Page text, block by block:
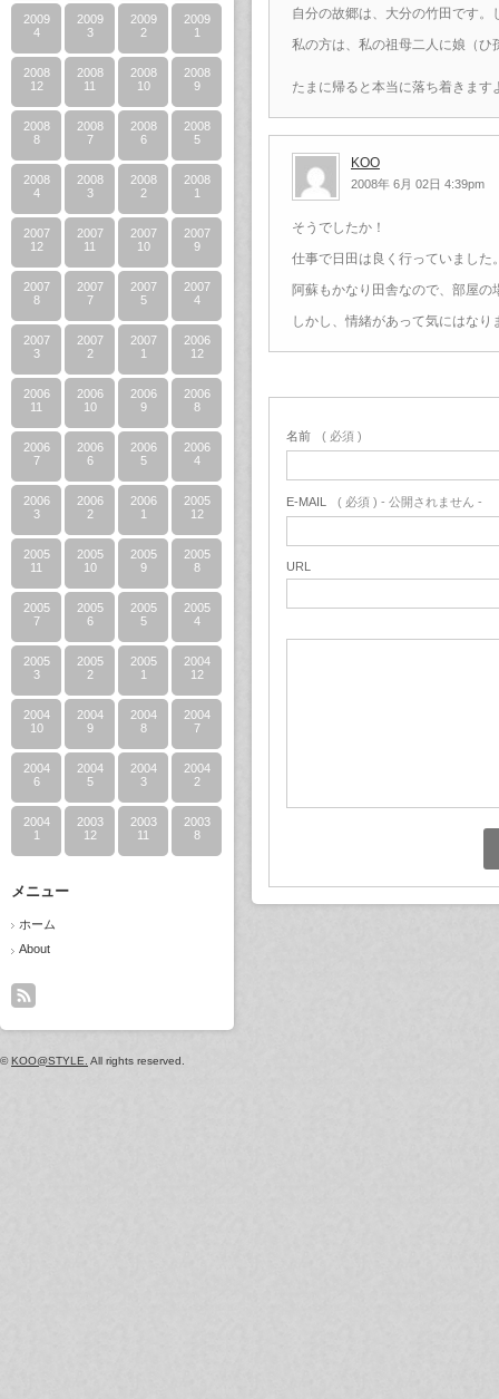
2009
4
2009
3
2009
2
2009
1
2008
12
2008
11
2008
10
2008
9
2008
8
2008
7
2008
6
2008
5
2008
4
2008
3
2008
2
2008
1
2007
12
2007
11
2007
10
2007
9
2007
8
2007
7
2007
5
2007
4
2007
3
2007
2
2007
1
2006
12
2006
11
2006
10
2006
9
2006
8
2006
7
2006
6
2006
5
2006
4
2006
3
2006
2
2006
1
2005
12
2005
11
2005
10
2005
9
2005
8
2005
7
2005
6
2005
5
2005
4
2005
3
2005
2
2005
1
2004
12
2004
10
2004
9
2004
8
2004
7
2004
6
2004
5
2004
3
2004
2
2004
1
2003
12
2003
11
2003
8
メニュー
ホーム
About
©KOO@STYLE. All rights reserved.
自分の故郷は、大分の竹田です
私の方は、私の祖母二人に娘（
たまに帰ると本当に落ち着きます
KOO
2008年 6月 02日 4:39pm
そうでしたか！
仕事で日田は良く行っていました
阿蘇もかなり田舎なので、部屋
しかし、情緒があって気にはなり
名前 ( 必須 )
E-MAIL ( 必須 ) - 公開されません -
URL